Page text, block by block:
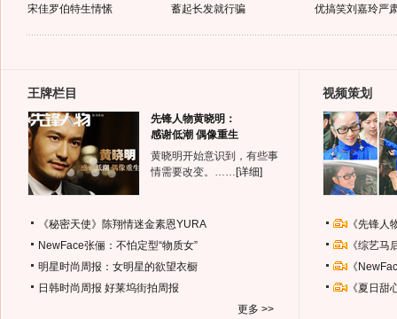
宋佳罗伯特生情愫
蓄起长发就行骗
优搞笑刘嘉玲严
王牌栏目
先锋人物黄晓明：
感谢低潮 偶像重生
黄晓明开始意识到，有些事
情需要改变。…… [详细]
《秘密天使》陈翔情迷金素恩YURA
NewFace张俪：不怕定型“物质女”
明星时尚周报：女明星的欲望衣橱
日韩时尚周报 好莱坞街拍周报
更多 >>
视频策划
《先锋
《综艺
《
《夏日